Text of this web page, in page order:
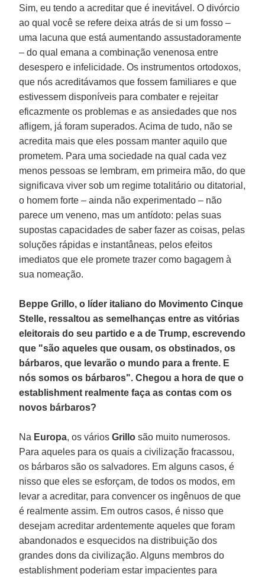
Sim, eu tendo a acreditar que é inevitável. O divórcio
ao qual você se refere deixa atrás de si um fosso –
uma lacuna que está aumentando assustadoramente
– do qual emana a combinação venenosa entre
desespero e infelicidade. Os instrumentos ortodoxos,
que nós acreditávamos que fossem familiares e que
estivessem disponíveis para combater e rejeitar
eficazmente os problemas e as ansiedades que nos
afligem, já foram superados. Acima de tudo, não se
acredita mais que eles possam manter aquilo que
prometem. Para uma sociedade na qual cada vez
menos pessoas se lembram, em primeira mão, do que
significava viver sob um regime totalitário ou ditatorial,
o homem forte – ainda não experimentado – não
parece um veneno, mas um antídoto: pelas suas
supostas capacidades de saber fazer as coisas, pelas
soluções rápidas e instantâneas, pelos efeitos
imediatos que ele promete trazer como bagagem à
sua nomeação.
Beppe Grillo, o líder italiano do Movimento Cinque
Stelle, ressaltou as semelhanças entre as vitórias
eleitorais do seu partido e a de Trump, escrevendo
que "são aqueles que ousam, os obstinados, os
bárbaros, que levarão o mundo para a frente. E
nós somos os bárbaros". Chegou a hora de que o
establishment realmente faça as contas com os
novos bárbaros?
Na Europa, os váriosGrillo são muito numerosos.
Para aqueles para os quais a civilização fracassou,
os bárbaros são os salvadores. Em alguns casos, é
nisso que eles se esforçam, de todos os modos, em
levar a acreditar, para convencer os ingênuos de que
é realmente assim. Em outros casos, é nisso que
desejam acreditar ardentemente aqueles que foram
abandonados e esquecidos na distribuição dos
grandes dons da civilização. Alguns membros do
establishment poderiam estar impacientes para